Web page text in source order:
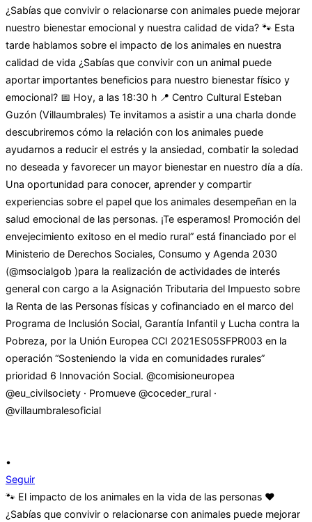
•
Seguir
🐾 El impacto de los animales en la vida de las personas ❤️
¿Sabías que convivir o relacionarse con animales puede mejorar